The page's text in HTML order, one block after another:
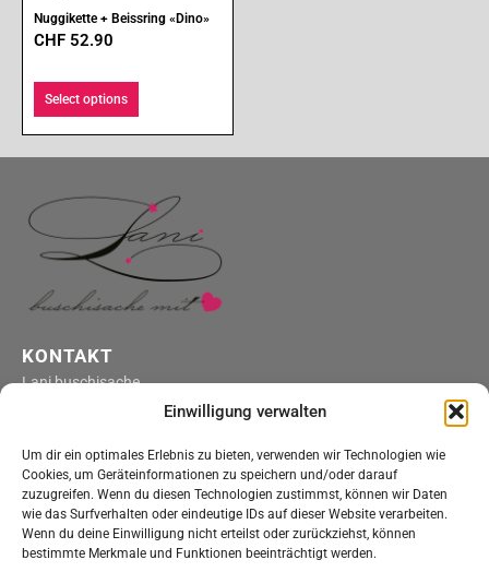
Einwilligung verwalten
Um dir ein optimales Erlebnis zu bieten, verwenden wir Technologien wie
Cookies, um Geräteinformationen zu speichern und/oder darauf
zuzugreifen. Wenn du diesen Technologien zustimmst, können wir Daten
wie das Surfverhalten oder eindeutige IDs auf dieser Website verarbeiten.
Wenn du deine Einwilligung nicht erteilst oder zurückziehst, können
bestimmte Merkmale und Funktionen beeinträchtigt werden.
Nuggikette + Beissring «Dino»
CHF 52.90
Select options
KONTAKT
Lani buschisache
kontakt@lani-buschisache.ch
ÖFFNUNGSZEITEN
Montag bis Freitag
nach telefonischer Vereinbarung
Onlineshop
Einkaufen rund um die Uhr